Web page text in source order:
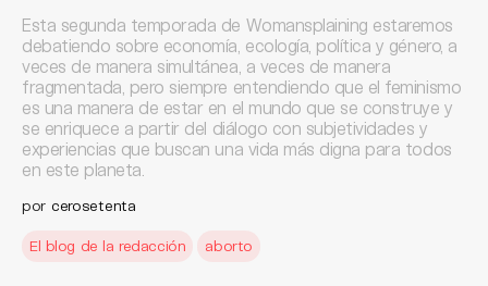
Esta segunda temporada de Womansplaining estaremos
debatiendo sobre economía, ecología, política y género, a
veces de manera simultánea, a veces de manera
fragmentada, pero siempre entendiendo que el feminismo
es una manera de estar en el mundo que se construye y
se enriquece a partir del diálogo con subjetividades y
experiencias que buscan una vida más digna para todos
en este planeta.
por cerosetenta
El blog de la redacción aborto